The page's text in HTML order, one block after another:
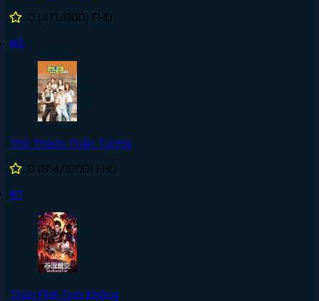
0 (471/800) FHD
#6
Thử Thách Thần Tượng
0 (814/1000) FHD
#7
Thôn Phệ Tinh Không